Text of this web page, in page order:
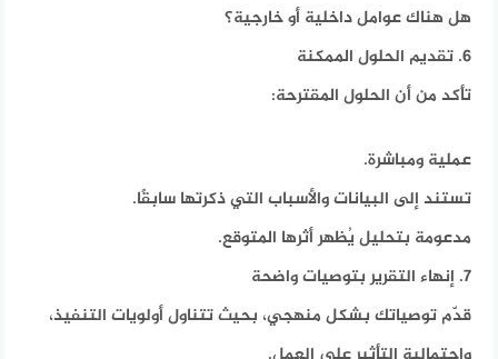
هل هناك عوامل داخلية أو خارجية؟
6. تقديم الحلول الممكنة
تأكد من أن الحلول المقترحة:
عملية ومباشرة.
تستند إلى البيانات والأسباب التي ذكرتها سابقًا.
مدعومة بتحليل يُظهر أثرها المتوقع.
7. إنهاء التقرير بتوصيات واضحة
قدّم توصياتك بشكل منهجي، بحيث تتناول أولويات التنفيذ،